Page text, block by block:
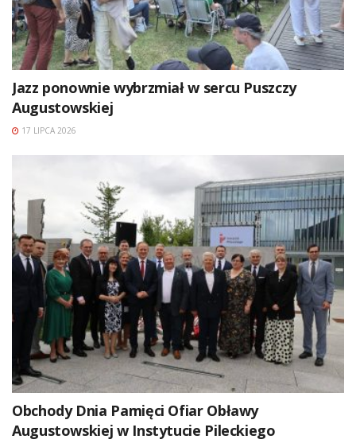
Jazz ponownie wybrzmiał w sercu Puszczy
Augustowskiej
17 LIPCA 2026
Obchody Dnia Pamięci Ofiar Obławy
Augustowskiej w Instytucie Pileckiego